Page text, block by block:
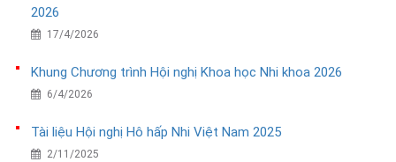
2026
17/4/2026
Khung Chương trình Hội nghị Khoa học Nhi khoa 2026
6/4/2026
Tài liệu Hội nghị Hô hấp Nhi Việt Nam 2025
2/11/2025